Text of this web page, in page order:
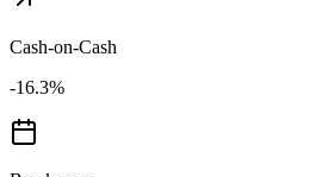
Cash-on-Cash
-16.3%